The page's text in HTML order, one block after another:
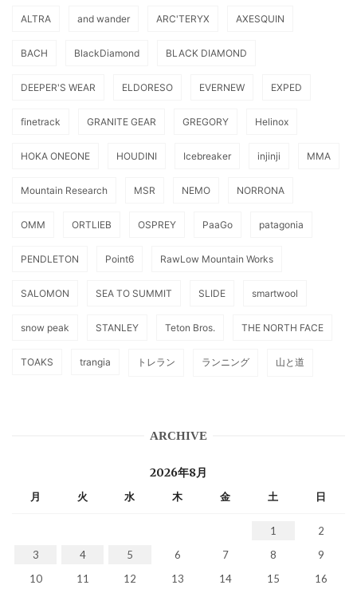
ALTRA and wander ARC'TERYX AXESQUIN
BACH BlackDiamond BLACK DIAMOND
DEEPER'S WEAR ELDORESO EVERNEW EXPED
finetrack GRANITE GEAR GREGORY Helinox
HOKA ONEONE HOUDINI Icebreaker injinji MMA
Mountain Research MSR NEMO NORRONA
OMM ORTLIEB OSPREY PaaGo patagonia
PENDLETON Point6 RawLow Mountain Works
SALOMON SEA TO SUMMIT SLIDE smartwool
snow peak STANLEY Teton Bros. THE NORTH FACE
TOAKS trangia トレラン ランニング 山と道
ARCHIVE
2026年8月
月 火 水 木 金 土 日
1
2
3
4 5 6 7 8
9
10
11 12 13 14 15 16